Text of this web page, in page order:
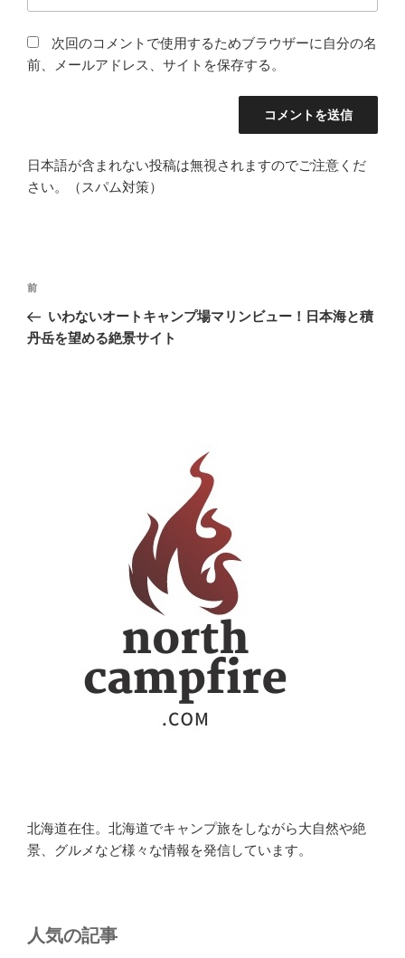
次回のコメントで使用するためブラウザーに自分の名
前、メールアドレス、サイトを保存する。
日本語が含まれない投稿は無視されますのでご注意くだ
さい。（スパム対策）
投
ナ
前
の
投
前
いわないオートキャンプ場マリンビュー！日本海と積
丹岳を望める絶景サイト
北海道在住。北海道でキャンプ旅をしながら大自然や絶
景、グルメなど様々な情報を発信しています。
人気の記事